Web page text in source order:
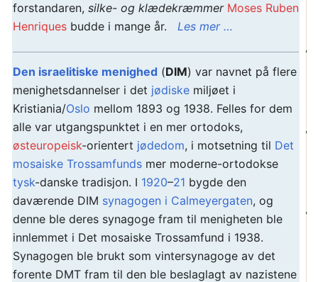
forstandaren, silke- og klædekræmmer Moses Ruben
Henriques budde i mange år. Les mer …
Den israelitiske menighed (DIM) var navnet på flere
menighetsdannelser i det jødiske miljøet i
Kristiania/Oslo mellom 1893 og 1938. Felles for dem
alle var utgangspunktet i en mer ortodoks,
østeuropeisk-orientert jødedom, i motsetning til Det
mosaiske Trossamfunds mer moderne-ortodokse
tysk-danske tradisjon. I 1920–21 bygde den
daværende DIM synagogen i Calmeyergaten, og
denne ble deres synagoge fram til menigheten ble
innlemmet i Det mosaiske Trossamfund i 1938.
Synagogen ble brukt som vintersynagoge av det
forente DMT fram til den ble beslaglagt av nazistene